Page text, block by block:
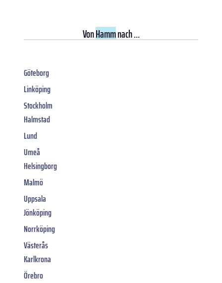
VonHammnach ...
Göteborg
Linköping
Stockholm
Halmstad
Lund
Umeå
Helsingborg
Malmö
Uppsala
Jönköping
Norrköping
Västerås
Karlkrona
Örebro